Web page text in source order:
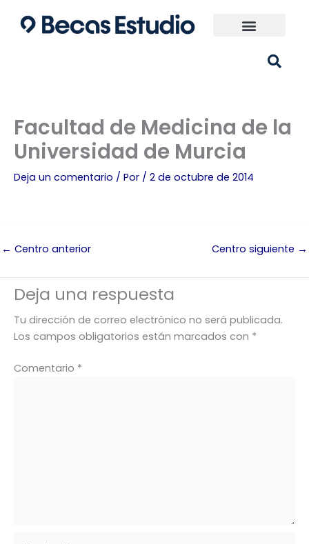
Facultad de Medicina de la
Universidad de Murcia
Deja un comentario / Por / 2 de octubre de 2014
← Centro anterior Centro siguiente →
Deja una respuesta
Tu dirección de correo electrónico no será publicada.
Los campos obligatorios están marcados con *
Comentario *